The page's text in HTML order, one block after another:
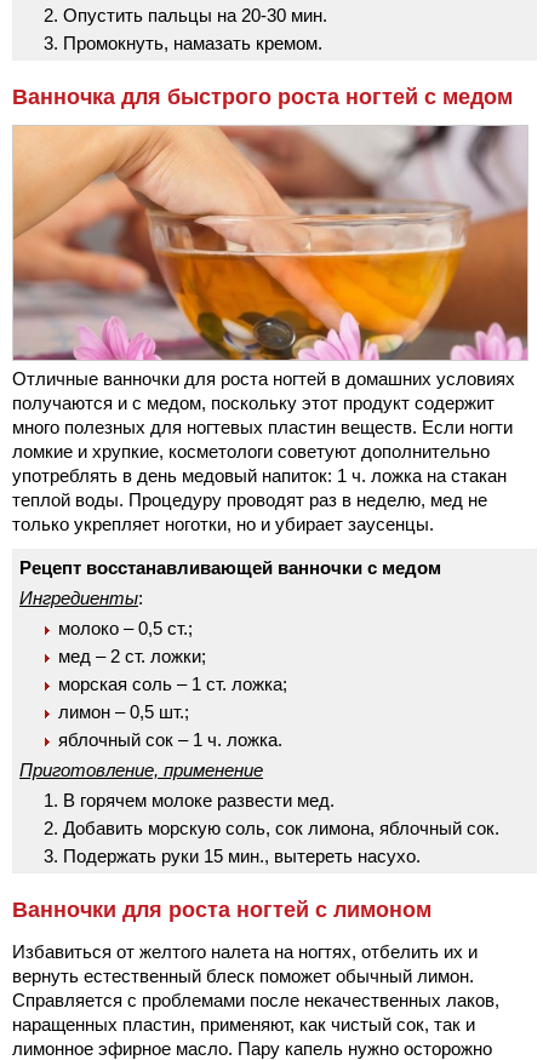
Опустить пальцы на 20-30 мин.
Промокнуть, намазать кремом.
Ванночка для быстрого роста ногтей с медом
Отличные ванночки для роста ногтей в домашних условиях
получаются и с медом, поскольку этот продукт содержит
много полезных для ногтевых пластин веществ. Если ногти
ломкие и хрупкие, косметологи советуют дополнительно
употреблять в день медовый напиток: 1 ч. ложка на стакан
теплой воды. Процедуру проводят раз в неделю, мед не
только укрепляет ноготки, но и убирает заусенцы.
Рецепт восстанавливающей ванночки с медом
Ингредиенты:
молоко – 0,5 ст.;
мед – 2 ст. ложки;
морская соль – 1 ст. ложка;
лимон – 0,5 шт.;
яблочный сок – 1 ч. ложка.
Приготовление, применение
В горячем молоке развести мед.
Добавить морскую соль, сок лимона, яблочный сок.
Подержать руки 15 мин., вытереть насухо.
Ванночки для роста ногтей с лимоном
Избавиться от желтого налета на ногтях, отбелить их и
вернуть естественный блеск поможет обычный лимон.
Справляется с проблемами после некачественных лаков,
наращенных пластин, применяют, как чистый сок, так и
лимонное эфирное масло. Пару капель нужно осторожно